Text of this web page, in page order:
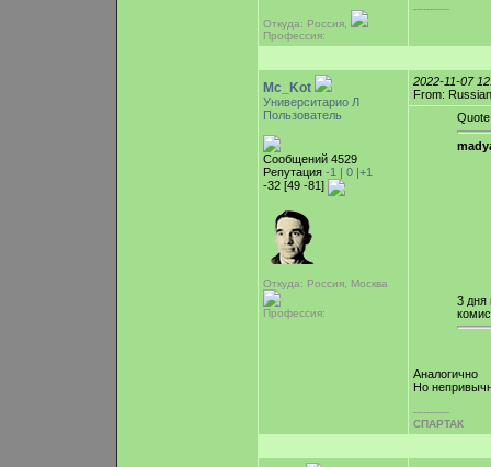
Откуда: Россия,
Профессия:
-----------
Mc_Kot
Университарио Л
Пользователь
Сообщений 4529
Репутация -1 | 0 |+1
-32 [49 -81]
Откуда: Россия, Москва
Профессия:
2022-11-07
From:
Quote
3 дня
Аналогично
Но
-----------
СПАРТАК